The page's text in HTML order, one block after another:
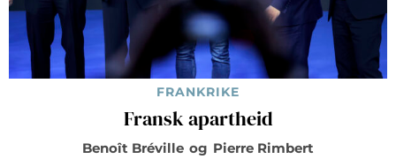
FRANKRIKE
Fransk apartheid
Benoît Bréville og Pierre Rimbert